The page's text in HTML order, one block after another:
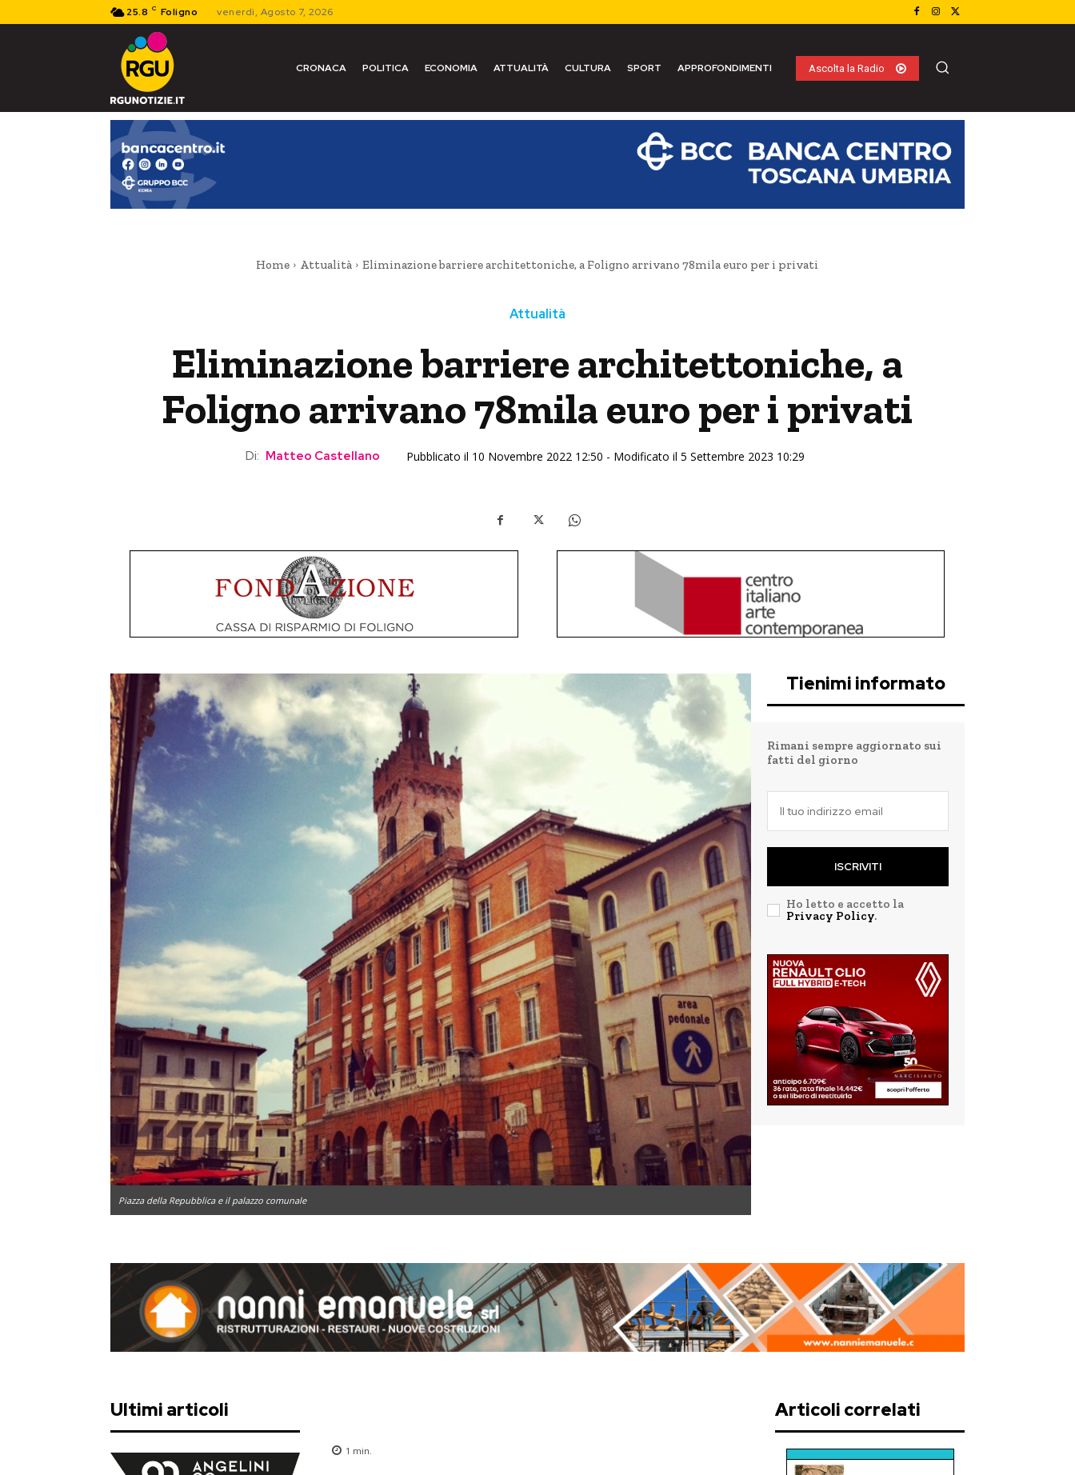
25.8 C Foligno venerdì, Agosto 7, 2026
CRONACA POLITICA ECONOMIA ATTUALITÀ CULTURA SPORT APPROFONDIMENTI Ascolta la Radio
Home Attualità Eliminazione barriere architettoniche, a Foligno arrivano 78mila euro per i privati
Attualità
Eliminazione barriere architettoniche, a
Foligno arrivano 78mila euro per i privati
Di: Matteo Castellano Pubblicato il 10 Novembre 2022 12:50 - Modificato il 5 Settembre 2023 10:29
Piazza della Repubblica e il palazzo comunale
Tienimi informato
Rimani sempre aggiornato sui
fatti del giorno
ISCRIVITI
Ho letto e accetto la
Privacy Policy.
Ultimi articoli
1 min.
Articoli correlati